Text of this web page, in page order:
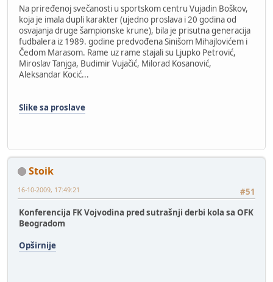
Na priređenoj svečanosti u sportskom centru Vujadin Boškov,
koja je imala dupli karakter (ujedno proslava i 20 godina od
osvajanja druge šampionske krune), bila je prisutna generacija
fudbalera iz 1989. godine predvođena Sinišom Mihajlovićem i
Čedom Marasom. Rame uz rame stajali su Ljupko Petrović,
Miroslav Tanjga, Budimir Vujačić, Milorad Kosanović,
Aleksandar Kocić...
Slike sa proslave
Stoik
#51
16-10-2009, 17:49:21
Konferencija FK Vojvodina pred sutrašnji derbi kola sa OFK
Beogradom
Opširnije